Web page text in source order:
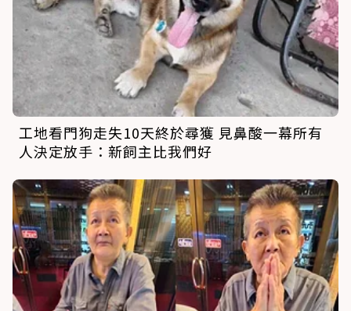
工地看門狗走失10天終於尋獲 見鼻酸一幕所有
人決定放手：新飼主比我們好